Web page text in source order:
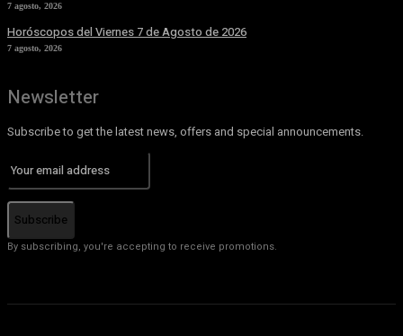
7 agosto, 2026
Horóscopos del Viernes 7 de Agosto de 2026
7 agosto, 2026
Newsletter
Subscribe to get the latest news, offers and special announcements.
Subscribe
By subscribing, you're accepting to receive promotions.